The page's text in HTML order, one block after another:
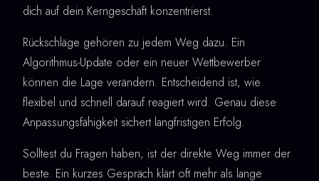
dich auf dein Kerngeschäft konzentrierst.
Rückschläge gehören zu jedem Weg dazu. Ein
Algorithmus-Update oder ein neuer Wettbewerber
können die Lage verändern. Entscheidend ist, wie
flexibel und schnell darauf reagiert wird. Genau diese
Anpassungsfähigkeit sichert langfristigen Erfolg.
Solltest du Fragen haben, ist der direkte Weg immer der
beste. Ein kurzes Gespräch klärt oft mehr als lange